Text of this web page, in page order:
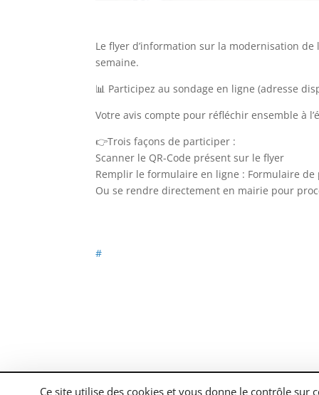
Le flyer d’information sur la modernisation
semaine.
📊 Participez au sondage en ligne (adresse
Votre avis compte pour réfléchir ensemble à
👉Trois façons de participer :
Scanner le QR-Code présent sur le flyer
Remplir le formulaire en ligne : Formulaire
Ou se rendre directement en mairie pour
#
Tous droits réservés Brens.fr |Mentions
Ce site utilise des cookies et vous donne le contrôle sur